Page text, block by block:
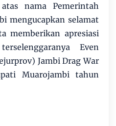
nama Pemerintah
mengucapkan selamat
memberikan apresiasi
Even
Jambi Drag War
Muarojambi tahun